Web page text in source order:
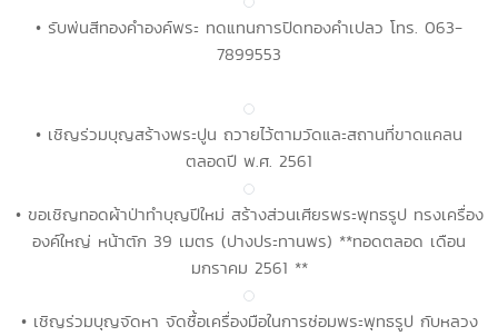
• รับพ่นสีทองคำองค์พระ ทดแทนการปิดทองคำเปลว โทร. 063-
7899553
• เชิญร่วมบุญสร้างพระปูน ถวายไว้ตามวัดและสถานที่ขาดแคลน
ตลอดปี พ.ศ. 2561
• ขอเชิญทอดผ้าป่าทำบุญปีใหม่ สร้างส่วนเศียรพระพุทธรูป ทรงเครื่อง
องค์ใหญ่ หน้าตัก 39 เมตร (ปางประทานพร) **ทอดตลอด เดือน
มกราคม 2561 **
• เชิญร่วมบุญจัดหา จัดซื้อเครื่องมือในการซ่อมพระพุทธรูป กับหลวง